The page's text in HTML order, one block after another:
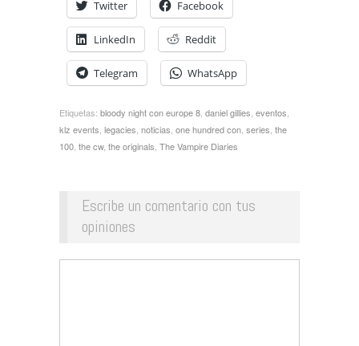
Twitter Facebook
LinkedIn Reddit
Telegram WhatsApp
Etiquetas: bloody night con europe 8 daniel gillies eventos
klz events legacies noticias one hundred con series the
100 the cw, the originals The Vampire Diaries
Escribe un comentario con tus
opiniones